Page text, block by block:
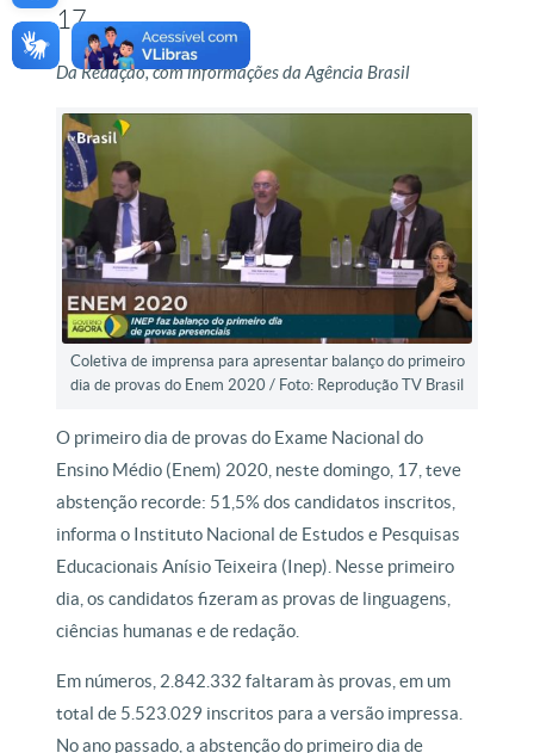
17
Da Redação, com informações da Agência Brasil
Coletiva de imprensa para apresentar balanço do primeiro
dia de provas do Enem 2020 / Foto: Reprodução TV Brasil
O primeiro dia de provas do Exame Nacional do
Ensino Médio (Enem) 2020, neste domingo, 17, teve
abstenção recorde: 51,5% dos candidatos inscritos,
informa o Instituto Nacional de Estudos e Pesquisas
Educacionais Anísio Teixeira (Inep). Nesse primeiro
dia, os candidatos fizeram as provas de linguagens,
ciências humanas e de redação.
Em números, 2.842.332 faltaram às provas, em um
total de 5.523.029 inscritos para a versão impressa.
No ano passado, a abstenção do primeiro dia de